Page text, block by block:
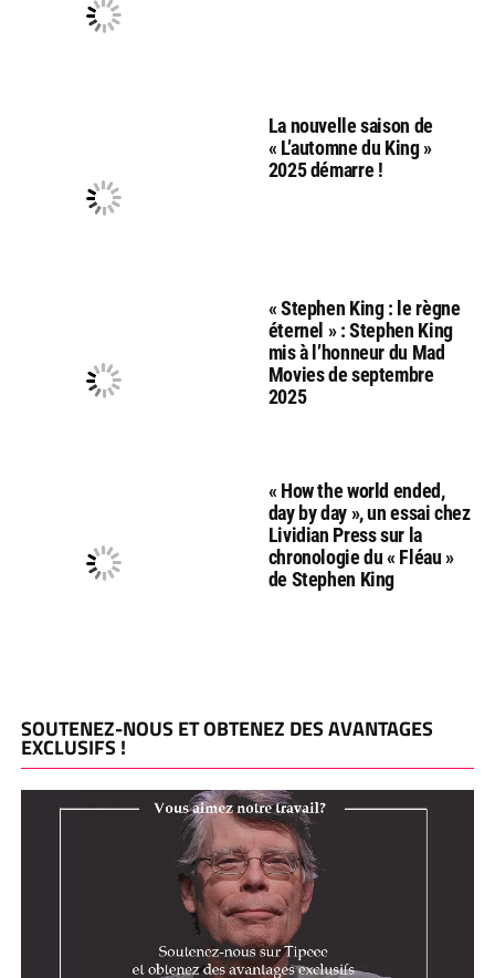
La nouvelle saison de
« L’automne du King »
2025 démarre !
« Stephen King : le règne
éternel » : Stephen King
mis à l’honneur du Mad
Movies de septembre
2025
« How the world ended,
day by day », un essai chez
Lividian Press sur la
chronologie du « Fléau »
de Stephen King
SOUTENEZ-NOUS ET OBTENEZ DES AVANTAGES
EXCLUSIFS !